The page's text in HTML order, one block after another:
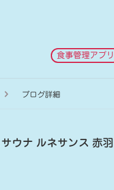
食事管理アプリ
ブログ詳細
サウナ ルネサンス 赤羽